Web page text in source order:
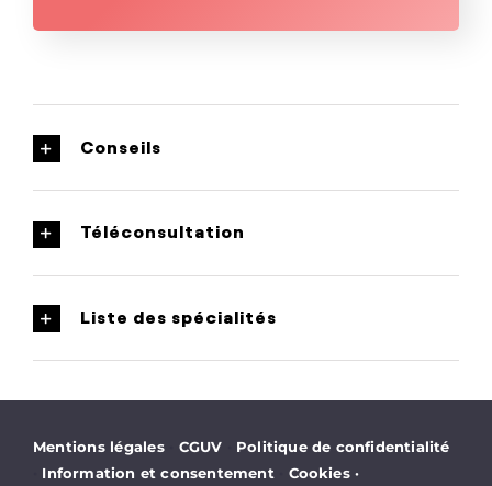
Conseils
Téléconsultation
Liste des spécialités
Mentions légales CGUV Politique de confidentialité
Information et consentement Cookies·